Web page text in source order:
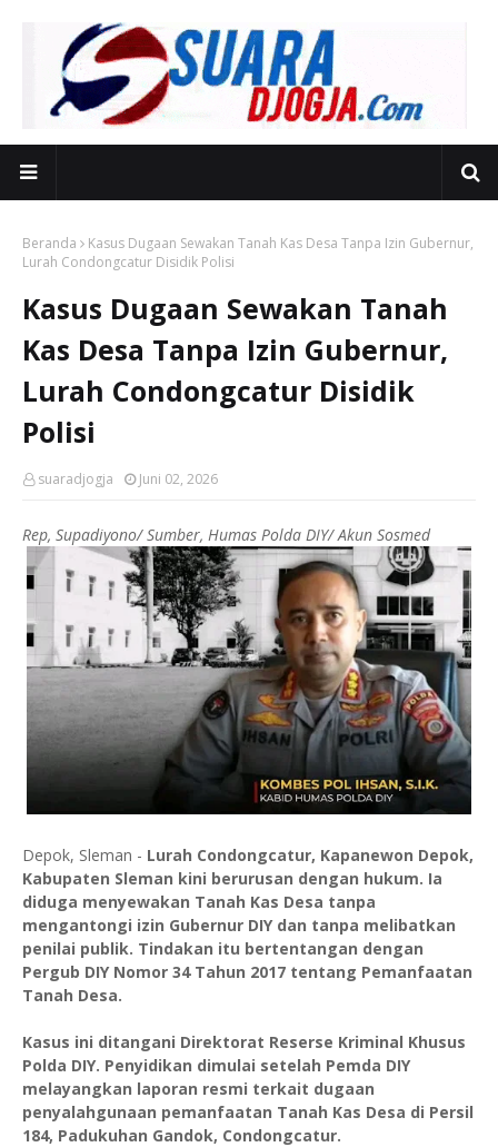
Beranda
Kasus Dugaan Sewakan Tanah Kas Desa Tanpa Izin Gubernur,
Lurah Condongcatur Disidik Polisi
Kasus Dugaan Sewakan Tanah
Kas Desa Tanpa Izin Gubernur,
Lurah Condongcatur Disidik
Polisi
suaradjogja Juni 02, 2026
Rep, Supadiyono/ Sumber, Humas Polda DIY/ Akun Sosmed
Depok, Sleman - Lurah Condongcatur, Kapanewon Depok,
Kabupaten Sleman kini berurusan dengan hukum. Ia
diduga menyewakan Tanah Kas Desa tanpa
mengantongi izin Gubernur DIY dan tanpa melibatkan
penilai publik. Tindakan itu bertentangan dengan
Pergub DIY Nomor 34 Tahun 2017 tentang Pemanfaatan
Tanah Desa.
Kasus ini ditangani Direktorat Reserse Kriminal Khusus
Polda DIY. Penyidikan dimulai setelah Pemda DIY
melayangkan laporan resmi terkait dugaan
penyalahgunaan pemanfaatan Tanah Kas Desa di Persil
184, Padukuhan Gandok, Condongcatur.